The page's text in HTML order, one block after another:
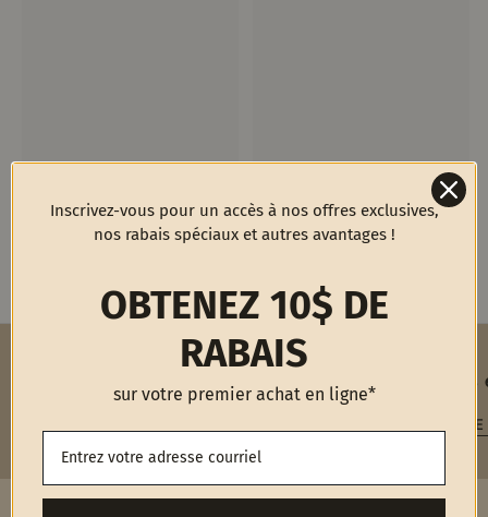
Livraison gratuite
Confirm your age
Are you 18 years old or older?
NO, I'M NOT
Inscrivez-vous pour un accès à nos offres exclusives,
nos rabais spéciaux et autres avantages !
OBTENEZ 10$ DE
RABAIS
sur votre premier achat en ligne*